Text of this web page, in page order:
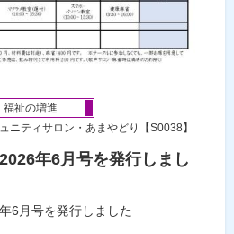
福祉の増進
ティサロン・あまやどり【S0038】
年6月号を発行しまし
6月号を発行しました